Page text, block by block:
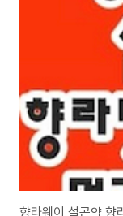
향라웨이 설곤약 향